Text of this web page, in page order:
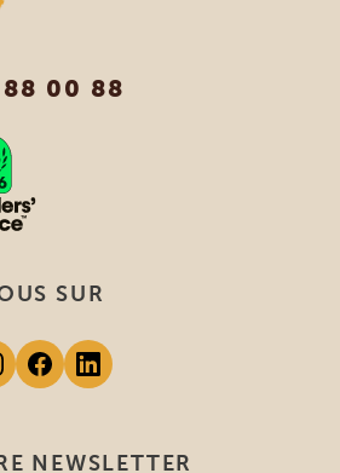
00 88
NEWSLETTER
SUR